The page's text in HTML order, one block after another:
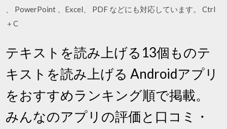
、 PowerPoint 、Excel、 PDF などにも対応しています。 Ctrl
＋C
テキストを読み上げる13個ものテ
キストを読み上げる Androidアプリ
をおすすめランキング順で掲載。
みんなのアプリの評価と口コミ・